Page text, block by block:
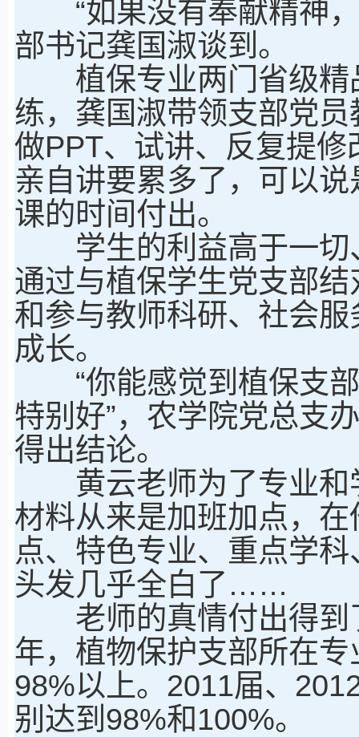
“如果没有奉献精神，
部书记龚国淑谈到。
植保专业两门省级精
练，龚国淑带领支部党
做PPT、试讲、反复提
亲自讲要累多了，可以
课的时间付出。
学生的利益高于一切
通过与植保学生党支部
和参与教师科研、社会
成长。
“你能感觉到植保支部
特别好”，农学院党总支
得出结论。
黄云老师为了专业和
材料从来是加班加点，
点、特色专业、重点学
头发几乎全白了……
老师的真情付出得到
年，植物保护支部所在
98%以上。2011届、
别达到98%和100%。